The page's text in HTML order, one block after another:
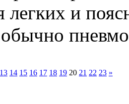
легких и
обычно
13 14 15 16 17 18 19 20 21 22 23 »